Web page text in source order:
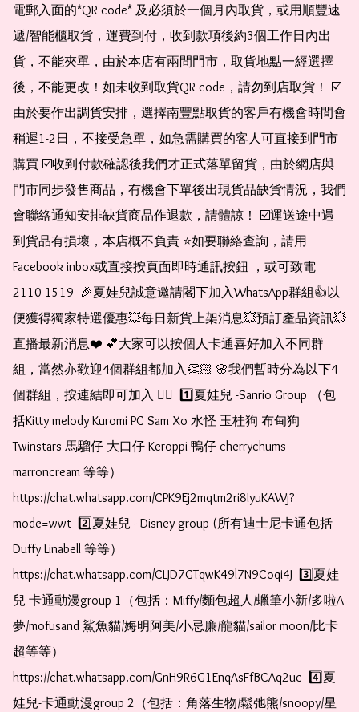
電郵入面的*QR code* 及必須於一個月內取貨，或用順豐速
遞/智能櫃取貨，運費到付，收到款項後約3個工作日內出
貨，不能夾單，由於本店有兩間門市，取貨地點一經選擇
後，不能更改！如未收到取貨QR code，請勿到店取貨！ ☑️
由於要作出調貨安排，選擇南豐點取貨的客戶有機會時間會
稍遲1-2日，不接受急單，如急需購買的客人可直接到門市
購買 ☑️收到付款確認後我們才正式落單留貨，由於網店與
門市同步發售商品，有機會下單後出現貨品缺貨情況，我們
會聯絡通知安排缺貨商品作退款，請體諒！ ☑️運送途中遇
到貨品有損壞，本店概不負責 ⭐️如要聯絡查詢，請用
Facebook inbox或直接按頁面即時通訊按鈕 ，或可致電
2110 1519  🎉夏娃兒誠意邀請閣下加入WhatsApp群組👍以
便獲得獨家特選優惠💥每日新貨上架消息💥預訂產品資訊💥
直播最新消息❤️ 💕大家可以按個人卡通喜好加入不同群
組，當然亦歡迎4個群組都加入👏🏻 🌸我們暫時分為以下4
個群組，按連結即可加入 👇🏻  1️⃣夏娃兒 -Sanrio Group （包
括Kitty melody Kuromi PC Sam Xo 水怪 玉桂狗 布甸狗
Twinstars 馬騮仔 大口仔 Keroppi 鴨仔 cherrychums
marroncream 等等）
https://chat.whatsapp.com/CPK9Ej2mqtm2ri8IyuKAWj?
mode=wwt  2️⃣夏娃兒 - Disney group (所有迪士尼卡通包括
Duffy Linabell 等等）
https://chat.whatsapp.com/CLJD7GTqwK49l7N9Coqi4J  3️⃣夏娃
兒-卡通動漫group 1（包括：Miffy/麵包超人/蠟筆小新/多啦A
夢/mofusand 鯊魚貓/娒明阿美/小忌廉/龍貓/sailor moon/比卡
超等等）
https://chat.whatsapp.com/GnH9R6G1EnqAsFfBCAq2uc  4️⃣夏
娃兒-卡通動漫group 2（包括：角落生物/鬆弛熊/snoopy/星